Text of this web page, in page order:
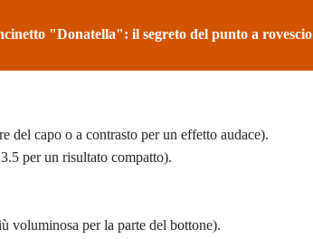
"Donatella": il segreto del punto a rovescio
del capo o a contrasto per un effetto audace).
per un risultato compatto).
voluminosa per la parte del bottone).